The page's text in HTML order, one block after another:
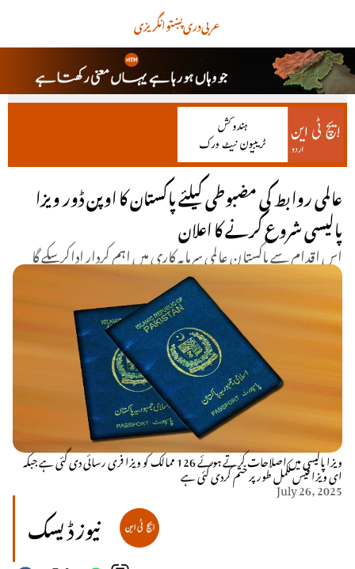
انگریزیپښتودریعربی
عالمی روابط کی مضبوطی کیلئے پاکستان کا اوپن ڈور ویزا
پالیسی شروع کرنے کا اعلان
اس اقدام سے پاکستان عالمی سرمایہ کاری میں اہم کردار اداکرسکے گا
ویزا پالیسی میں اصلاحات کرتے ہوئے 126 ممالک کو ویزا فری رسائی دی گئی ہے جبکہ
ای ویزا فیس مکمل طور پر ختم کردی گئی ہے
July 26, 2025
نیوز ڈیسک